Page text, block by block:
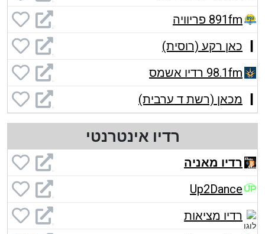
891fm פריוויה
כאן רקע (רוסית)
98.1fm רדיו אשמס
מכאן (רשת ד ערבית)
רדיו אינטרנטי
רדיו מאניה
Up2Dance
רדיו מציאות